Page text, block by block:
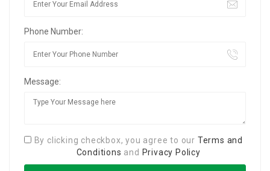
Phone Number:
Message:
By clicking checkbox, you agree to our Terms and
Conditions and Privacy Policy